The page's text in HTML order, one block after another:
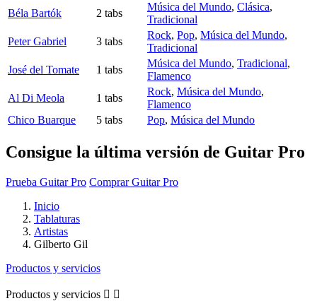
Béla Bartók
2 tabs
Música del Mundo, Clásica,
Tradicional
Peter Gabriel
3 tabs
Rock, Pop, Música del Mundo,
Tradicional
José del Tomate
1 tabs
Música del Mundo, Tradicional,
Flamenco
Al Di Meola
1 tabs
Rock, Música del Mundo,
Flamenco
Chico Buarque
5 tabs Pop, Música del Mundo
Consigue la última versión de Guitar Pro
Prueba Guitar Pro Comprar Guitar Pro
Inicio
Tablaturas
Artistas
Gilberto Gil
Productos y servicios
Productos y servicios  